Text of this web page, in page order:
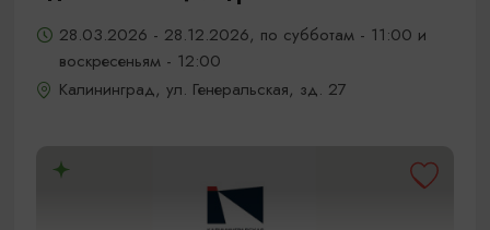
28.03.2026 - 28.12.2026, по субботам - 11:00 и
воскресеньям - 12:00
Калининград, ул. Генеральская, зд. 27